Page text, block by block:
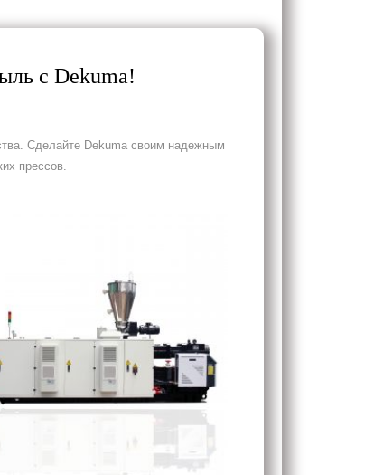
с Dekuma!
Сделайте Dekuma своим надежным
прессов.